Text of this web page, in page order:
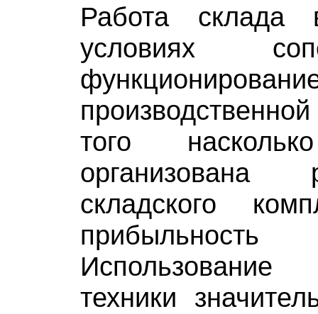
Работа склада
условиях
того
организована
складского
техники